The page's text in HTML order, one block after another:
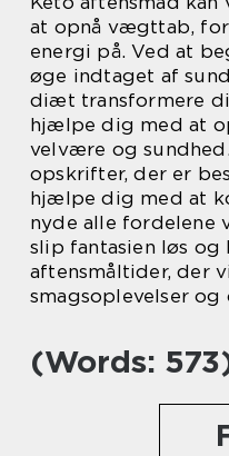
at opnå vægttab,
energi på. Ved at
øge indtaget af
diæt transformere
hjælpe dig med at
velvære og
opskrifter, der er
hjælpe dig med at
nyde alle fordelene
slip fantasien løs
aftensmåltider, der
smagsoplevelser
(Words: